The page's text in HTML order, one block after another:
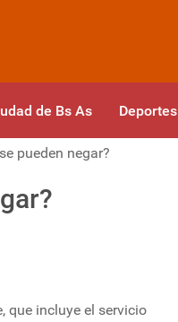
de Bs As Deportes
pueden negar?
que incluye el servicio